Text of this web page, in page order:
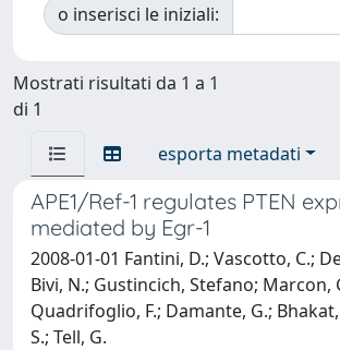
o inserisci le iniziali:
Mostrati risultati da 1 a 1
di 1
esporta metadati
APE1/Ref-1 regulates PTEN
mediated by Egr-1
2008-01-01 Fantini, D.; Vascotto, C.;
Bivi, N.; Gustincich, Stefano; Marcon,
Quadrifoglio, F.; Damante, G.;
S.; Tell, G.